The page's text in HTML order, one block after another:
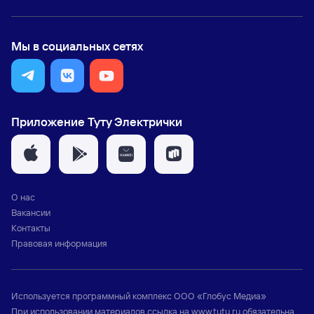
Мы в социальных сетях
Приложение Туту Электрички
О нас
Вакансии
Контакты
Правовая информация
Используется программный комплексООО «Глобус Медиа»
При использовании материалов ссылка на www.tutu.ruобязательна